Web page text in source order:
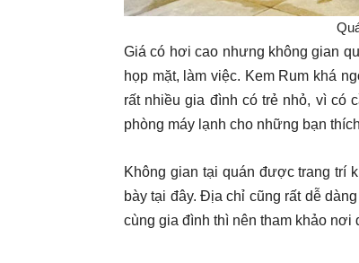
Giá có hơi cao nhưng không gian
họp mặt, làm việc. Kem Rum khá
rất nhiều gia đình có trẻ nhỏ, vì có
phòng máy lạnh cho những bạn
Không gian tại quán được trang trí
bày tại đây. Địa chỉ cũng rất dễ
cùng gia đình thì nên tham khảo nơi